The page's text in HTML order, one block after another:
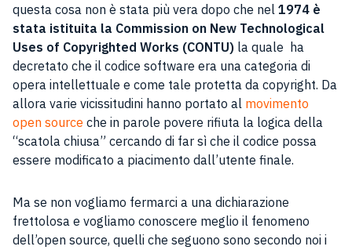
questa cosa non è stata più vera dopo che nel 1974 è
stata istituita la Commission on New Technological
Uses of Copyrighted Works (CONTU) la quale ha
decretato che il codice software era una categoria di
opera intellettuale e come tale protetta da copyright. Da
allora varie vicissitudini hanno portato al movimento
open source che in parole povere rifiuta la logica della
“scatola chiusa” cercando di far sì che il codice possa
essere modificato a piacimento dall’utente finale.
Ma se non vogliamo fermarci a una dichiarazione
frettolosa e vogliamo conoscere meglio il fenomeno
dell’open source, quelli che seguono sono secondo noi i